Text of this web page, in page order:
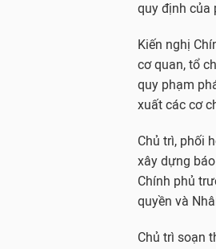
quy định của
Kiến nghị
cơ quan, tổ
quy phạm
xuất các cơ
Chủ trì, phối
xây dựng
Chính phủ
quyền và
Chủ trì soạn